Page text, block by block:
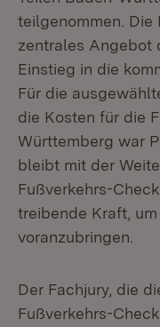
teilgenommen. Die
zentrales Angebot
Einstieg in die
Für die
die Kosten für die
Württemberg war
bleibt mit der
Fußverkehrs-
treibende Kraft,
voranzubringen.
Der Fachjury, die
Fußverkehrs-